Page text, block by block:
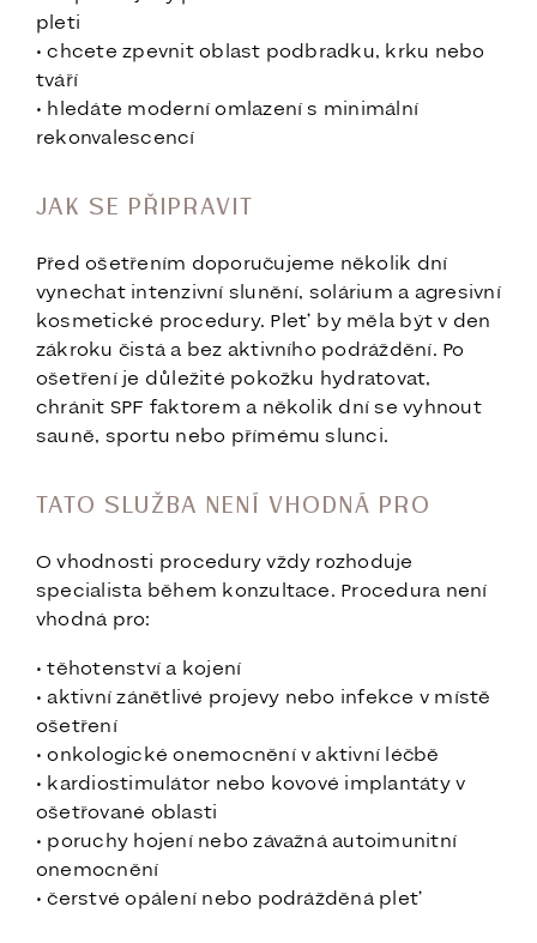
pleti
• chcete zpevnit oblast podbradku, krku nebo
tváří
• hledáte moderní omlazení s minimální
rekonvalescencí
JAK SE PŘIPRAVIT
Před ošetřením doporučujeme několik dní
vynechat intenzivní slunění, solárium a agresivní
kosmetické procedury. Pleť by měla být v den
zákroku čistá a bez aktivního podráždění. Po
ošetření je důležité pokožku hydratovat,
chránit SPF faktorem a několik dní se vyhnout
sauně, sportu nebo přímému slunci.
TATO SLUŽBA NENÍ VHODNÁ PRO
O vhodnosti procedury vždy rozhoduje
specialista během konzultace. Procedura není
vhodná pro:
• těhotenství a kojení
• aktivní zánětlivé projevy nebo infekce v místě
ošetření
• onkologické onemocnění v aktivní léčbě
• kardiostimulátor nebo kovové implantáty v
ošetřované oblasti
• poruchy hojení nebo závažná autoimunitní
onemocnění
• čerstvé opálení nebo podrážděná pleť